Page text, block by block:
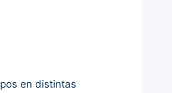
en distintas